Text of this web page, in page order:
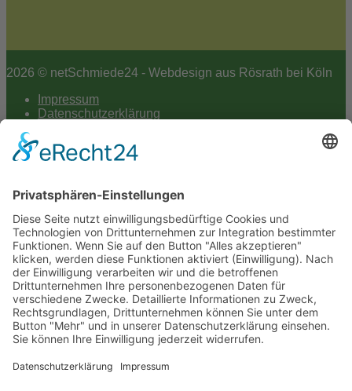
2026 © netSchmiede24 - Webdesign aus Rösrath bei Köln
Impressum
Datenschutzerklärung
Cookie-Einstellungen
to
top